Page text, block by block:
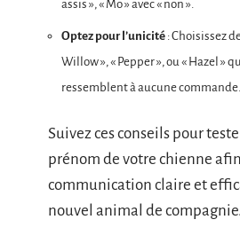
assis », « Mo » avec « non ».
Optez pour l’unicité : Choisissez
Willow », « Pepper », ou « Hazel »
ressemblent à aucune commande.
Suivez ces conseils pour
prénom de votre chienne
communication claire et
nouvel animal de compagnie.